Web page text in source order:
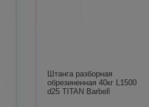
Штанга разборная
обрезиненная 40кг L1500
d25 TITAN Barbell